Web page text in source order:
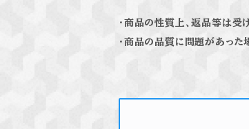
・商品の性質上、返品等は受
・商品の品質に問題があった